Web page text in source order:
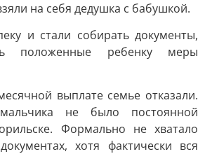
на себя дедушка с бабушкой.
и стали собирать документы,
положенные ребенку меры
выплате семье отказали.
не было постоянной
Формально не хватало
хотя фактически вся